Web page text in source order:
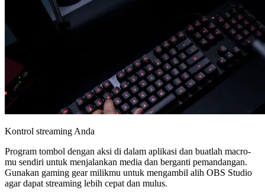
Kontrol streaming Anda
Program tombol dengan aksi di dalam aplikasi dan buatlah macro-
mu sendiri untuk menjalankan media dan berganti pemandangan.
Gunakan gaming gear milikmu untuk mengambil alih OBS Studio
agar dapat streaming lebih cepat dan mulus.